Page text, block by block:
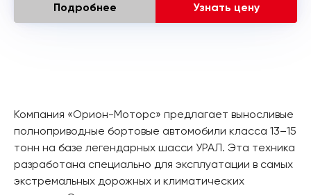
Подробнее Узнать цену
Компания «Орион-Моторс» предлагает выносливые
полноприводные бортовые автомобили класса 13–15
тонн на базе легендарных шасси УРАЛ. Эта техника
разработана специально для эксплуатации в самых
экстремальных дорожных и климатических